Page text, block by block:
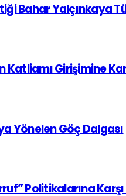
Bahar Yalçınkaya
Girişimine
Yönelen Göç Dalgası
Politikalarına